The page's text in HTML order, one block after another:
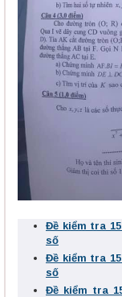
Đề kiểm tra
số
Đề kiểm tra
số
Đề kiểm tra